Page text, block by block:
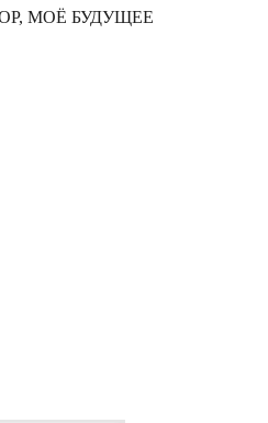
МОЁ БУДУЩЕЕ